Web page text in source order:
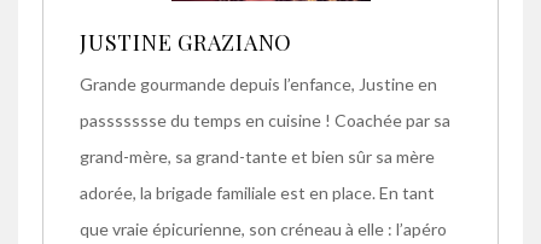
JUSTINE GRAZIANO
Grande gourmande depuis l’enfance, Justine en
passssssse du temps en cuisine ! Coachée par sa
grand-mère, sa grand-tante et bien sûr sa mère
adorée, la brigade familiale est en place. En tant
que vraie épicurienne, son créneau à elle : l’apéro